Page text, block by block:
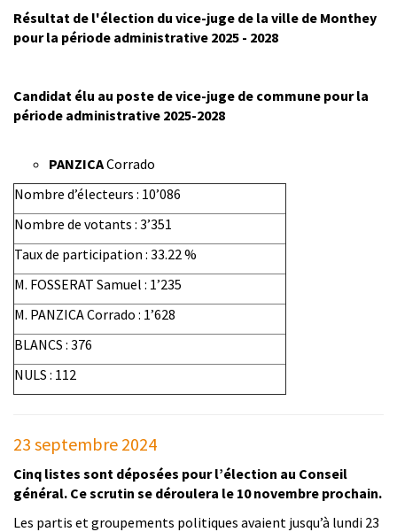
Résultat de l'élection du vice-juge de la ville de Monthey
pour la période administrative 2025 - 2028
Candidat élu au poste de vice-juge de commune pour la
période administrative 2025-2028
PANZICACorrado
Nombre d’électeurs : 10’086
Nombre de votants : 3’351
Taux de participation : 33.22 %
M. FOSSERAT Samuel : 1’235
M. PANZICA Corrado : 1’628
BLANCS : 376
NULS : 112
23 septembre 2024
Cinq listes sont déposées pour l’élection au Conseil
général. Ce scrutin se déroulera le 10 novembre prochain.
Les partis et groupements politiques avaient jusqu’à lundi 23